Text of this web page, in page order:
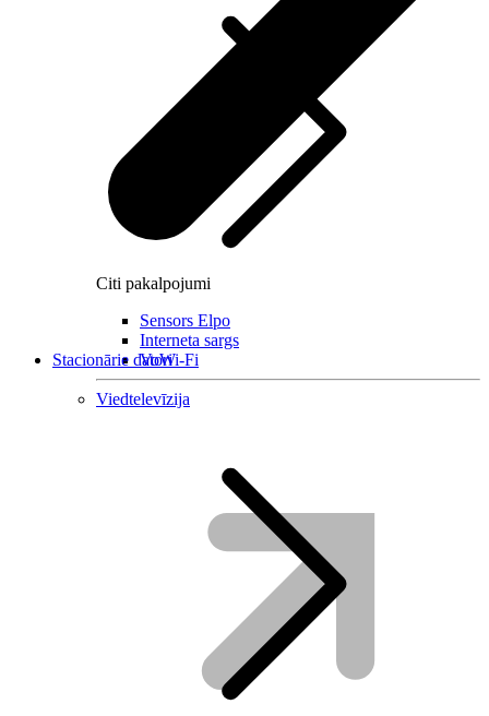
Citi pakalpojumi
Sensors Elpo
Interneta sargs
VoWi-Fi
Viedtelevīzija
Stacionārie datori